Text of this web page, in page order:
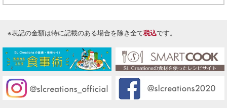
※表記の金額は特に記載のある場合を除き全て税込です。